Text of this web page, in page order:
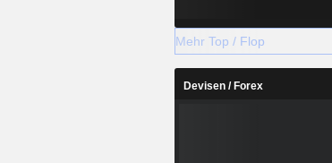
Mehr Top / Flop
Devisen / Forex